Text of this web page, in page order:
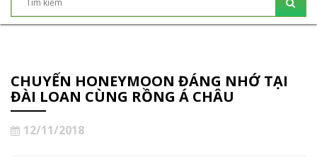
CHUYẾN HONEYMOON ĐÁNG NHỚ TẠI
ĐÀI LOAN CÙNG RỒNG Á CHÂU
12/11/2018